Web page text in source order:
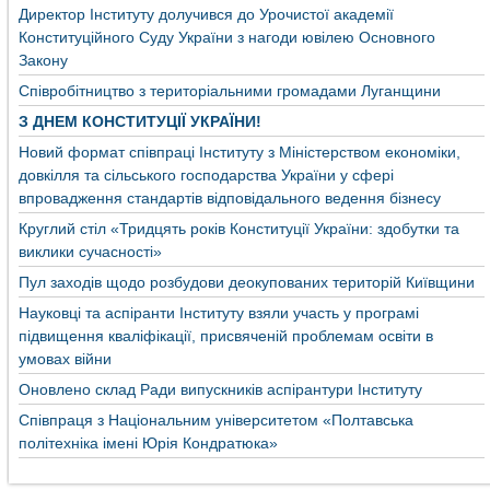
Директор Інституту долучився до Урочистої академії
Конституційного Суду України з нагоди ювілею Основного
Закону
Співробітництво з територіальними громадами Луганщини
З ДНЕМ КОНСТИТУЦІЇ УКРАЇНИ!
Новий формат співпраці Інституту з Міністерством економіки,
довкілля та сільського господарства України у сфері
впровадження стандартів відповідального ведення бізнесу
Круглий стіл «Тридцять років Конституції України: здобутки та
виклики сучасності»
Пул заходів щодо розбудови деокупованих територій Київщини
Науковці та аспіранти Інституту взяли участь у програмі
підвищення кваліфікації, присвяченій проблемам освіти в
умовах війни
Оновлено склад Ради випускників аспірантури Інституту
Співпраця з Національним університетом «Полтавська
політехніка імені Юрія Кондратюка»